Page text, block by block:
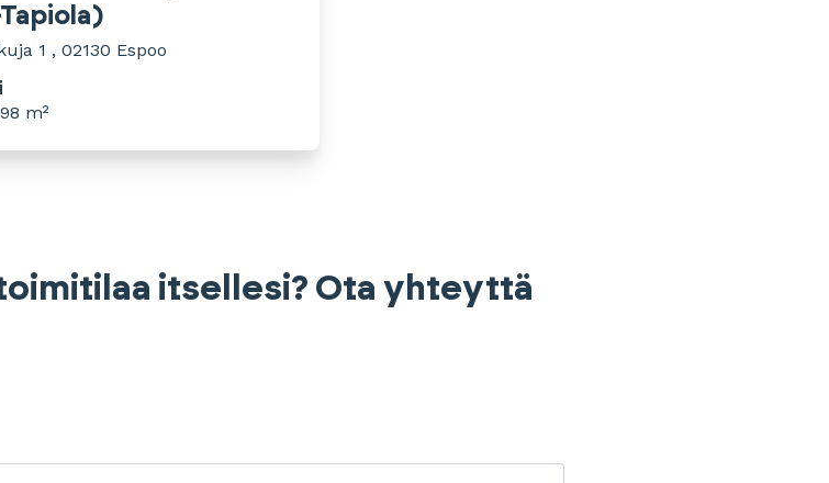
1 , 02130 Espoo
m²
itsellesi? Ota yhteyttä